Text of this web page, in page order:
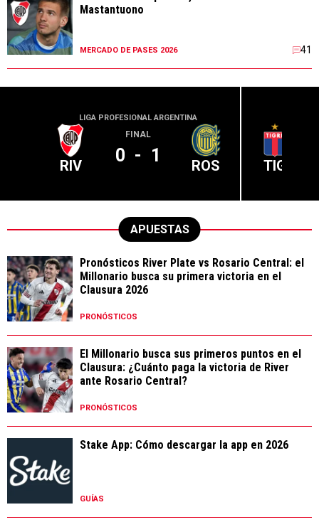
Mastantuono
MERCADO DE PASES 2026 41
LIGA PROFESIONAL ARGENTINA
RIV
FINAL
0 - 1 ROS TIG
APUESTAS
Pronósticos River Plate vs Rosario Central: el
Millonario busca su primera victoria en el
Clausura 2026
PRONÓSTICOS
El Millonario busca sus primeros puntos en el
Clausura: ¿Cuánto paga la victoria de River
ante Rosario Central?
PRONÓSTICOS
Stake App: Cómo descargar la app en 2026
GUÍAS